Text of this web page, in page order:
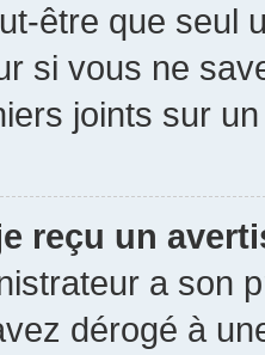
être que seul
si vous ne
joints sur
reçu un
a son
dérogé à